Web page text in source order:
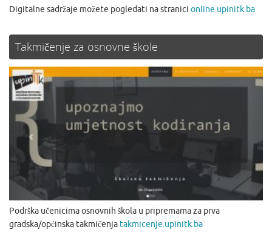
Digitalne sadržaje možete pogledati na stranici online.upinitk.ba
Takmičenje za osnovne škole
Podrška učenicima osnovnih škola u pripremama za prva
gradska/općinska takmičenja takmicenje.upinitk.ba